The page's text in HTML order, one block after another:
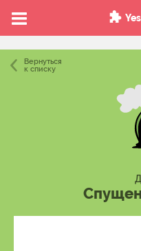
Вернуться
к списку